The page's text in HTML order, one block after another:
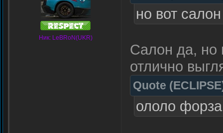
Ник: LeBRoN(UKR)
но вот
Салон да,
отлично
Quote (ECLIPSE
ололо